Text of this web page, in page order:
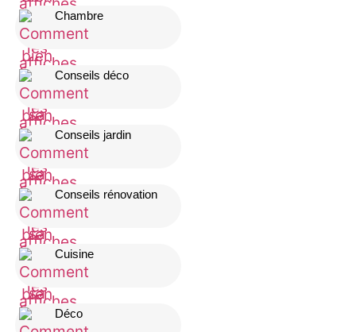
Chambre
Conseils déco
Conseils jardin
Conseils rénovation
Cuisine
Déco